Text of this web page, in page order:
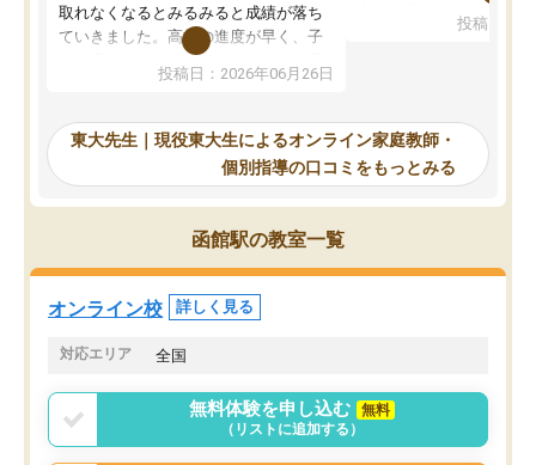
取れなくなるとみるみると成績が落ち
ていきました。高校の進度が早く、子
供も家に帰って勉強の話すると嫌な反
応を示します。東大先生にお願いして
れるので、親としても安心です。毎日
使える自習室とかもあり、わからない
ところがあれば先生が回答してくれる
のも重宝しています。
投稿日：2026年06月26日
で、当初は模試でD判定
自習室が毎日使えていつ
るのが心強かったよう
謝です。
投稿日：
東大先生｜現役東大生によるオンライン家庭教師・
個別指導の口コミをもっとみる
函館駅の教室一覧
オンライン校 詳しく見る
対応エリア 全国
無料体験を申し込む
無料
（リストに追加する）